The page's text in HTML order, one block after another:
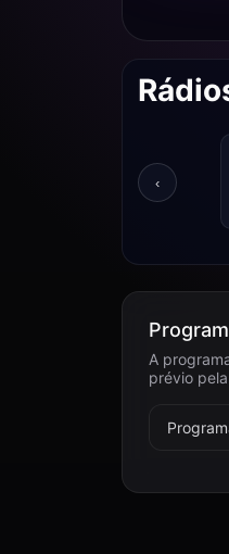
‹
A
prévio